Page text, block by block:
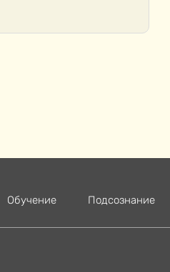
Обучение Подсознание